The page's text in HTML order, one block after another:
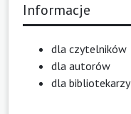
Informacje
dla czytelników
dla autorów
dla bibliotekarzy